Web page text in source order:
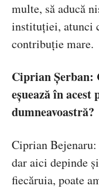
multe, să aducă
instituției, atunci
contribuție mare.
Ciprian Șerban:
eșuează în
dumneavoastră?
Ciprian
dar aici depinde
fiecăruia, poate